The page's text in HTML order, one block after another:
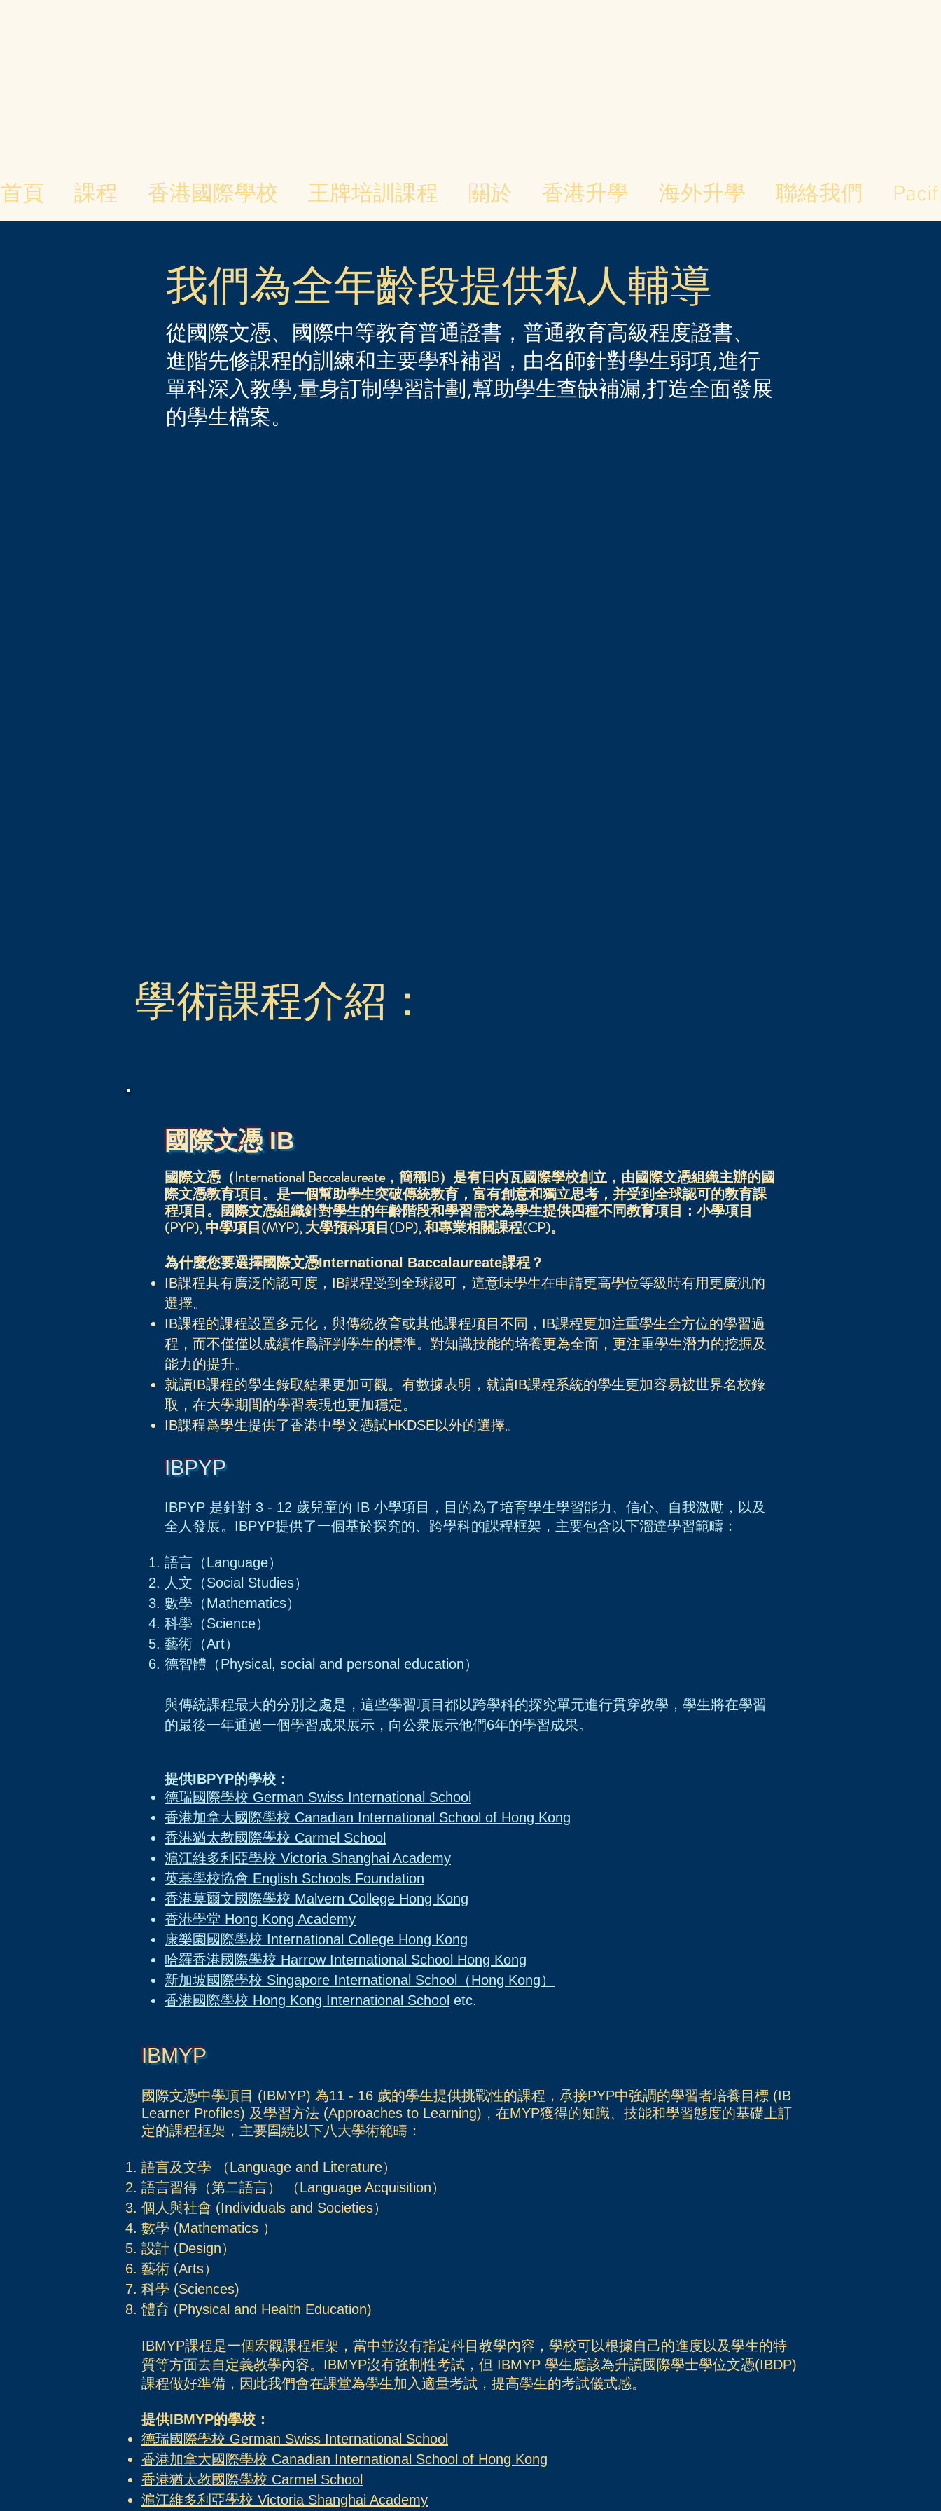
首頁 課程 香港國際學校 王牌培訓課程 關於 香港升學 海外升學 聯絡我們
我們為全年齡段提供私人輔導
從國際文憑、國際中等教育普通證書，普通教育高級程度證書、
進階先修課程的訓練和主要學科補習，由名師針對學生弱項,進行
單科深入教學,量身訂制學習計劃,幫助學生查缺補漏,打造全面發展
的學生檔案。
學術課程介紹：
國際文憑 IB
國際文憑（International Baccalaureate，簡稱IB）是有日内瓦國際學校創立，由國際文憑組織主辦的國
際文憑教育項目。是一個幫助學生突破傳統教育，富有創意和獨立思考，并受到全球認可的教育課
程項目。國際文憑組織針對學生的年齡階段和學習需求為學生提供四種不同教育項目：小學項目
(PYP), 中學項目(MYP), 大學預科項目(DP), 和專業相關課程(CP)。
為什麼您要選擇國際文憑International Baccalaureate課程？
IB課程具有廣泛的認可度，IB課程受到全球認可，這意味學生在申請更高學位等級時有用更廣汎的
選擇。
IB課程的課程設置多元化，與傳統教育或其他課程項目不同，IB課程更加注重學生全方位的學習過
程，而不僅僅以成績作爲評判學生的標準。對知識技能的培養更為全面，更注重學生潛力的挖掘及
能力的提升。
就讀IB課程的學生錄取結果更加可觀。有數據表明，就讀IB課程系統的學生更加容易被世界名校錄
取，在大學期間的學習表現也更加穩定。
IB課程爲學生提供了香港中學文憑試HKDSE以外的選擇。
IBPYP
IBPYP 是針對 3 - 12 歲兒童的 IB 小學項目，目的為了培育學生學習能力、信心、自我激勵，以及
全人發展。IBPYP提供了一個基於探究的、跨學科的課程框架 ， 主要包含以下溜達學習範疇 ：
語言（Language）
人文（Social Studies）
數學（Mathematics）
科學（Science）
藝術（Art）
德智體（Physical, social and personal education）
與傳統課程最大的分別之處是，這些學習項目都以跨學科的探究單元進行貫穿教學，學生將在學習
的最後一年通過一個學習成果展示，向公衆展示他們6年的學習成果。
提供IBPYP的學校：
​德瑞國際學校 German Swiss International School
香港加拿大國際學校 Canadian International School of Hong Kong
香港猶太教國際學校 Carmel School
滬江維多利亞學校 Victoria Shanghai Academy
英基學校協會 English Schools Foundation
香港莫爾文國際學校 Malvern College Hong Kong
香港學堂 Hong Kong Academy
康樂園國際學校 International College Hong Kong
哈羅香港國際學校 Harrow International School Hong Kong
新加坡國際學校 Singapore International School（Hong Kong）
香港國際學校 Hong Kong International School etc.
IBMYP
國際文憑中學項目 (IBMYP) 為11 - 16 歲的學生提供挑戰性的課程， 承接PYP中強調的學習者培養目標 (IB
Learner Profiles) 及學習方法 (Approaches to Learning)，在MYP獲得的知識、技能和學習態度的基礎上訂
定的課程框架，主要圍繞以下八大學術範疇：
語言及文學 （Language and Literature）
語言習得（第二語言） （Language Acquisition）
個人與社會 (Individuals and Societies）
數學 (Mathematics ）
設計 (Design）
藝術 (Arts）
科學 (Sciences)
體育 (Physical and Health Education)
​​IBMYP課程是一個宏觀課程框架，當中並沒有指定科目教學內容，學校可以根據自己的進度以及學生的特
質等方面去自定義教學內容。 IBMYP沒有強制性考試，但 IBMYP 學生應該為升讀國際學士學位文憑(IBDP)
課程做好準備，因此我們會在課堂為學生加入適量考試，提高學生的考試儀式感。
提供IBMYP的學校：
​德瑞國際學校 German Swiss International School
香港加拿大國際學校 Canadian International School of Hong Kong
香港猶太教國際學校 Carmel School
滬江維多利亞學校 Victoria Shanghai Academy